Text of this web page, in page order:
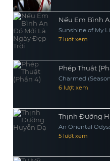
Nếu Em Bình
Sunshine of My
7 lượt xem
Phép Thuật
Charmed
6 lượt xem
Thịnh Đường
An Oriental
5 lượt xem